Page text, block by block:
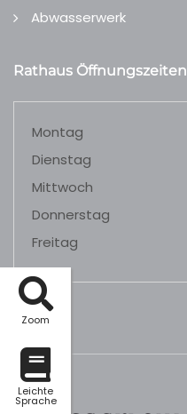
Zoom
Leichte
Sprache
Abwasserwerk
Rathaus Öffnungszeiten
Montag
Dienstag
Mittwoch
Donnerstag
Freitag